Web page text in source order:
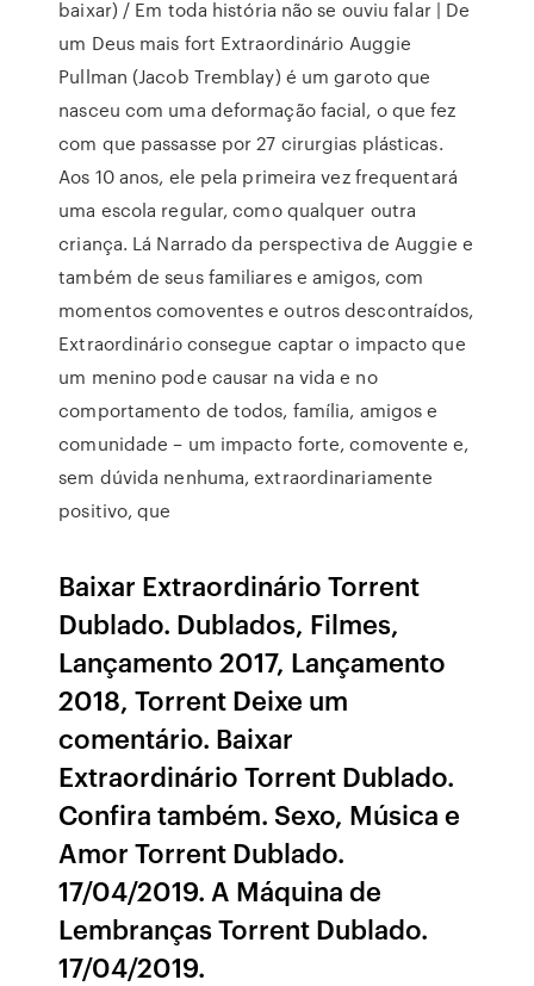
baixar) / Em toda história não se ouviu falar | De
um Deus mais fort Extraordinário Auggie
Pullman (Jacob Tremblay) é um garoto que
nasceu com uma deformação facial, o que fez
com que passasse por 27 cirurgias plásticas.
Aos 10 anos, ele pela primeira vez frequentará
uma escola regular, como qualquer outra
criança. Lá Narrado da perspectiva de Auggie e
também de seus familiares e amigos, com
momentos comoventes e outros descontraídos,
Extraordinário consegue captar o impacto que
um menino pode causar na vida e no
comportamento de todos, família, amigos e
comunidade – um impacto forte, comovente e,
sem dúvida nenhuma, extraordinariamente
positivo, que
Baixar Extraordinário Torrent
Dublado. Dublados, Filmes,
Lançamento 2017, Lançamento
2018, Torrent Deixe um
comentário. Baixar
Extraordinário Torrent Dublado.
Confira também. Sexo, Música e
Amor Torrent Dublado.
17/04/2019. A Máquina de
Lembranças Torrent Dublado.
17/04/2019.